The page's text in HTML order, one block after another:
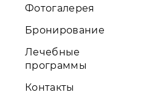
Фотогалерея
Бронирование
Лечебные
программы
Контакты